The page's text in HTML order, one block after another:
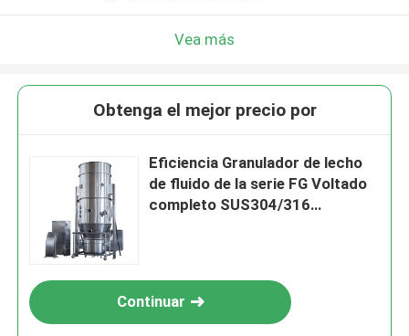
Vea más
Obtenga el mejor precio por
Eficiencia Granulador de lecho
de fluido de la serie FG Voltado
completo SUS304/316
Continuar